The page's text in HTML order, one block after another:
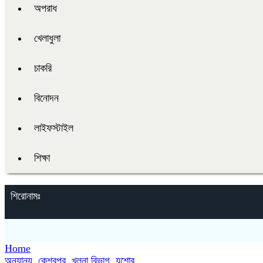
অপরাধ
খেলাধুলা
চাকরি
বিনোদন
লাইফস্টাইল
শিক্ষা
শিরোনামঃ
Home
অন্যান্য, কেশবপুর, খুলনা বিভাগ, যশোর